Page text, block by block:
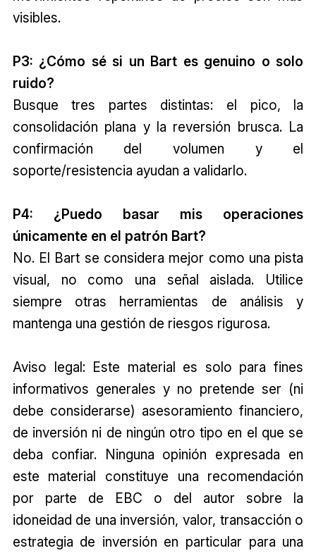
visibles.
P3: ¿Cómo sé si un Bart es genuino o solo
ruido?
Busque tres partes distintas: el pico, la
consolidación plana y la reversión brusca. La
confirmación del volumen y el
soporte/resistencia ayudan a validarlo.
P4: ¿Puedo basar mis operaciones
únicamente en el patrón Bart?
No. El Bart se considera mejor como una pista
visual, no como una señal aislada. Utilice
siempre otras herramientas de análisis y
mantenga una gestión de riesgos rigurosa.
Aviso legal: Este material es solo para fines
informativos generales y no pretende ser (ni
debe considerarse) asesoramiento financiero,
de inversión ni de ningún otro tipo en el que se
deba confiar. Ninguna opinión expresada en
este material constituye una recomendación
por parte de EBC o del autor sobre la
idoneidad de una inversión, valor, transacción o
estrategia de inversión en particular para una